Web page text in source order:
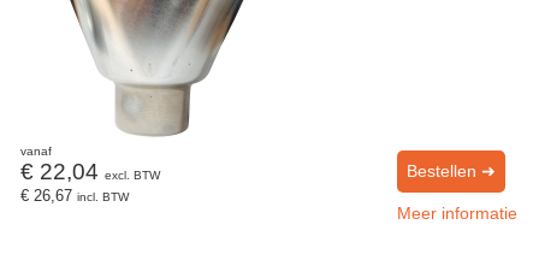
Bestellen ➜
vanaf
€ 22,04 excl. BTW
€ 26,67 incl. BTW
Meer informatie